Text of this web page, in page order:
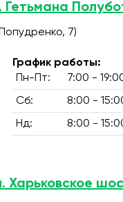
Гетьмана
7)
График работы:
Пн-Пт:
7:00 -
Сб: 8:00 -
Нд: 8:00 -
Харьковское